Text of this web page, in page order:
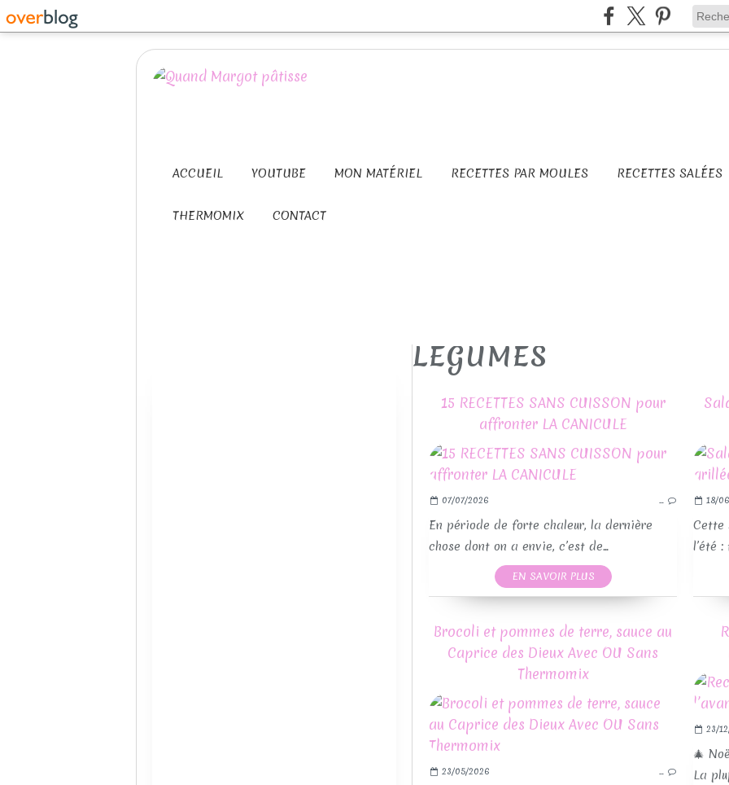
ACCUEIL YOUTUBE MON MATÉRIEL RECETTES PAR MOULES RECETTES SALÉES
THERMOMIX CONTACT
LEGUMES
15 RECETTES SANS CUISSON pour
affronter LA CANICULE
07/07/2026 …
En période de forte chaleur, la dernière
chose dont on a envie, c’est de...
EN SAVOIR PLUS
18/
Cette
l’été
Brocoli et pommes de terre, sauce au
Caprice des Dieux Avec OU Sans
Thermomix
23/05/2026 …
23/
🎄
La